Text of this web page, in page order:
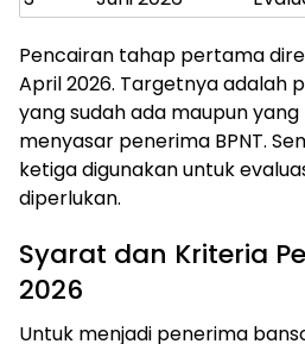
Pencairan tahap pertama
April 2026. Targetnya adalah
yang sudah ada maupun yang
menyasar penerima BPNT.
ketiga digunakan untuk
diperlukan.
Syarat dan Kriteria
2026
Untuk menjadi penerima